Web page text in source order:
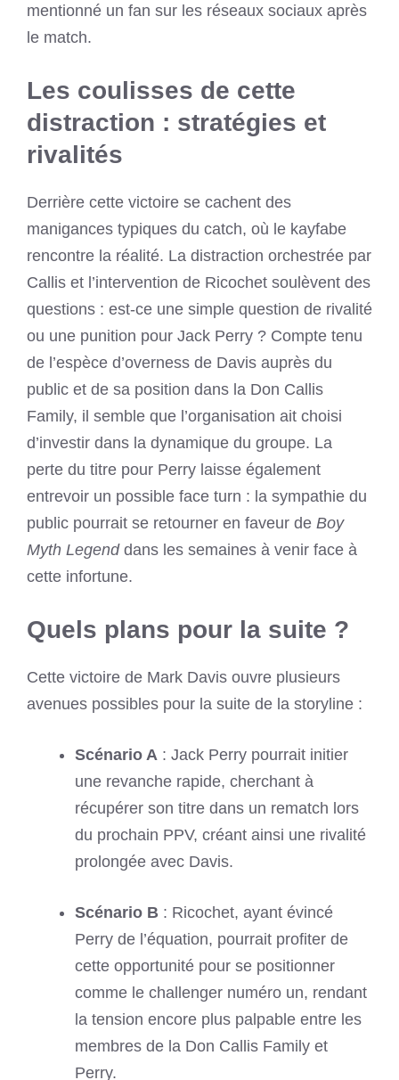
mentionné un fan sur les réseaux sociaux après
le match.
Les coulisses de cette
distraction : stratégies et
rivalités
Derrière cette victoire se cachent des
manigances typiques du catch, où le kayfabe
rencontre la réalité. La distraction orchestrée par
Callis et l’intervention de Ricochet soulèvent des
questions : est-ce une simple question de rivalité
ou une punition pour Jack Perry ? Compte tenu
de l’espèce d’overness de Davis auprès du
public et de sa position dans la Don Callis
Family, il semble que l’organisation ait choisi
d’investir dans la dynamique du groupe. La
perte du titre pour Perry laisse également
entrevoir un possible face turn : la sympathie du
public pourrait se retourner en faveur de Boy
Myth Legenddans les semaines à venir face à
cette infortune.
Quels plans pour la suite ?
Cette victoire de Mark Davis ouvre plusieurs
avenues possibles pour la suite de la storyline :
Scénario A : Jack Perry pourrait initier
une revanche rapide, cherchant à
récupérer son titre dans un rematch lors
du prochain PPV, créant ainsi une rivalité
prolongée avec Davis.
Scénario B : Ricochet, ayant évincé
Perry de l’équation, pourrait profiter de
cette opportunité pour se positionner
comme le challenger numéro un, rendant
la tension encore plus palpable entre les
membres de la Don Callis Family et
Perry.